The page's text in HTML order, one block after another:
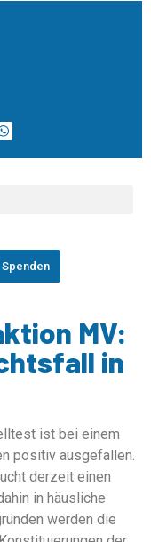
MV:
in
ist bei einem
positiv ausgefallen.
derzeit einen
in häusliche
werden die